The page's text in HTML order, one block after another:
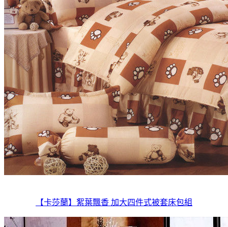
【卡莎蘭】絮葉飄香 加大四件式被套床包組